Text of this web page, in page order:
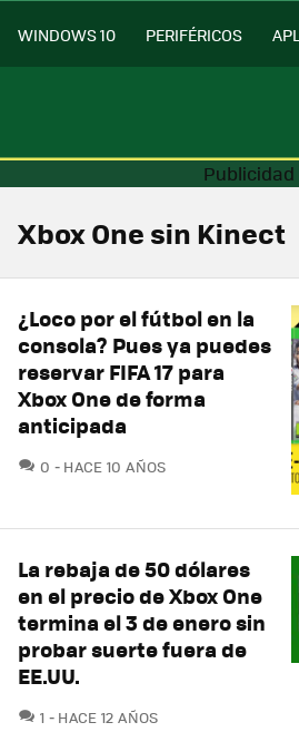
WINDOWS 10 PERIFÉRICOS
Xbox One sin Kinect
¿Loco por el fútbol en la
consola? Pues ya puedes
reservar FIFA 17 para
Xbox One de forma
anticipada
0 COMENTARIOS
HACE 10 AÑOS
La rebaja de 50 dólares
en el precio de Xbox One
termina el 3 de enero sin
probar suerte fuera de
EE.UU.
1 COMENTARIOS
HACE 12 AÑOS